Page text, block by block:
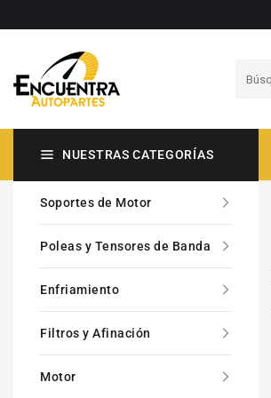
NUESTRAS CATEGORÍAS
Soportes de Motor
Poleas y Tensores de Banda
Enfriamiento
Filtros y Afinación
Motor